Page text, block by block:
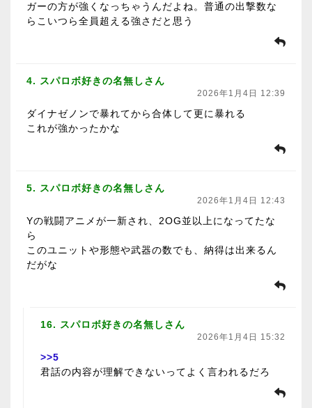
ガーの方が強くなっちゃうんだよね。普通の出撃数な
らこいつら全員超える強さだと思う
4. スパロボ好きの名無しさん
2026年1月4日 12:39
ダイナゼノンで暴れてから合体して更に暴れる
これが強かったかな
5. スパロボ好きの名無しさん
2026年1月4日 12:43
Yの戦闘アニメが一新され、2OG並以上になってたな
ら
このユニットや形態や武器の数でも、納得は出来るん
だがな
16. スパロボ好きの名無しさん
2026年1月4日 15:32
>>5
君話の内容が理解できないってよく言われるだろ